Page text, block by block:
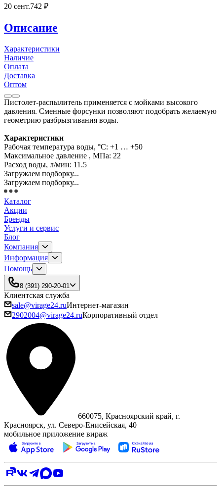
20 сент.742 ₽
Описание
Характеристики
Наличие
Оплата
Доставка
Оптом
Пистолет-распылитель применяется с мойками высокого
давления. Сменные форсунки позволяют подобрать желаемую
геометрию разбрызгивания воды.
Характеристики
Рабочая температура воды, °C: +1 … +50
Максимальное давление , МПа: 22
Расход воды, л/мин: 11.5
Загружаем подборку...
Загружаем подборку...
Каталог
Акции
Бренды
Услуги и сервис
Блог
Компания
Информация
Помощь
8 (391) 290-20-01
Клиентская служба
sale@virage24.ruИнтернет-магазин
2902004@virage24.ruКорпоративный отдел
660075, Красноярский край, г.
Красноярск, ул. Северо‑Енисейская, 40
мобильное приложение вираж